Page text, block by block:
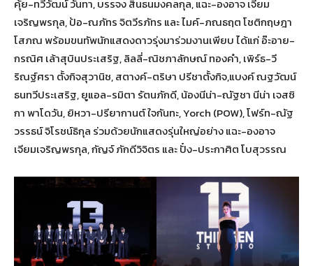
คุ้ย-ทวีวัฒน์ วันทา, บรรจง สินธนมงคลกุล, แฉะ-องอาจ เจียม
เจริญพรกุล, ป้อ-ณภัทร จิตวีรภัทร และ ไมค์-ภณธฤต โชติกฤษฎา
โสภณ พร้อมขนทัพนักแสดงดาวรุ่งมาร่วมงานเพียบ ได้แก่ อ๊ะอาย-
กรณิศ เล้าสุบินประเสริฐ, ลิลลี่-ณิชภาลักษณ์ ทองคำ, เพิร์ธ-วี
ริณฐ์ศรา ตั้งกิจสุวานิช, สตางค์-ตริษา ปรีชาตั้งกิจ,แบงค์ ณฐวัฒน์
ธนทวีประเสริฐ, ยูแอล-รมิตา รัตนภักดี, น้องนีน่า-ณัฐชา นีน่า เจสซิ
กา พาโดวัน, ยิหวา-ปรียากานต์ ใจกันทะ, Yorch (POW), โฟร์ท-ณัฐ
วรรธน์ จิโรชน์ธิกุล ร่วมด้วยนักแสดงรุ่นใหญ่อย่าง แฉะ-องอาจ
เจียมเจริญพรกุล, กัญจ์ ภักดีวิจิตร และ ปั๋ง-ประกาศิต โบสุวรรณ